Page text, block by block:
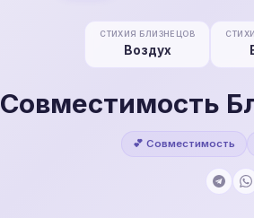
СТИХИЯ БЛИЗНЕЦОВ
Воздух
Совместимость
💕 Совместимость